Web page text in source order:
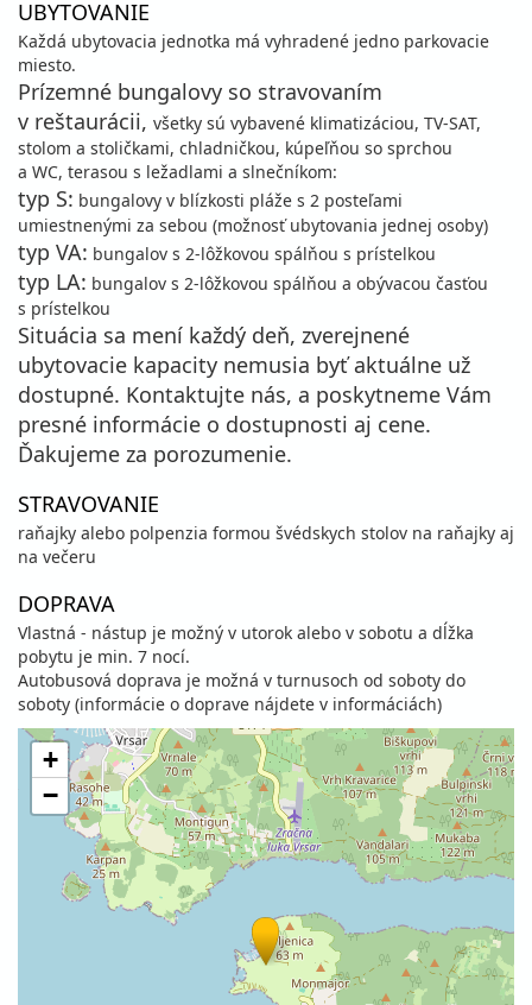
UBYTOVANIE
Každá ubytovacia jednotka má vyhradené jedno parkovacie
miesto.
Prízemné bungalovy so stravovaním
v reštaurácii, všetky sú vybavené klimatizáciou, TV-SAT,
stolom a stoličkami, chladničkou, kúpeľňou so sprchou
a WC, terasou s ležadlami a slnečníkom:
typ S: bungalovy v blízkosti pláže s 2 posteľami
umiestnenými za sebou (možnosť ubytovania jednej osoby)
typ VA: bungalov s 2-lôžkovou spálňou s prístelkou
typ LA: bungalov s 2-lôžkovou spálňou a obývacou časťou
s prístelkou
Situácia sa mení každý deň, zverejnené
ubytovacie kapacity nemusia byť aktuálne už
dostupné. Kontaktujte nás, a poskytneme Vám
presné informácie o dostupnosti aj cene.
Ďakujeme za porozumenie.
STRAVOVANIE
raňajky alebo polpenzia formou švédskych stolov na raňajky aj
na večeru
DOPRAVA
Vlastná - nástup je možný v utorok alebo v sobotu a dĺžka
pobytu je min. 7 nocí.
Autobusová doprava je možná v turnusoch od soboty do
soboty (informácie o doprave nájdete v informáciách)
+
−